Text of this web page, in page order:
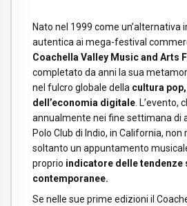
Nato nel 1999 come un’alternativa
autentica ai mega-festival
Coachella Valley Music and Arts
completato da anni la sua
nel fulcro globale della cultura
dell’economia digitale . L’evento,
annualmente nei fine settimana di
Polo Club di Indio, in California, non
soltanto un appuntamento
proprio indicatore delle
contemporanee.
Se nelle sue prime edizioni il